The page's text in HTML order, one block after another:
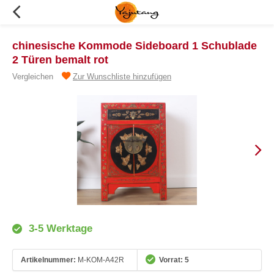
chinesische Kommode Sideboard 1 Schublade
2 Türen bemalt rot
Vergleichen Zur Wunschliste hinzufügen
3-5 Werktage
Artikelnummer: M-KOM-A42R Vorrat: 5